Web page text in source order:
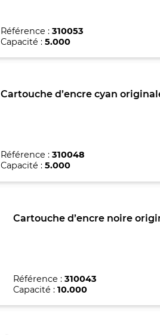
Référence :310053
Capacité :5.000
Cartouche d’encre cyan originale
Référence :310048
Capacité :5.000
Cartouche d’encre noire
Référence :310043
Capacité :10.000